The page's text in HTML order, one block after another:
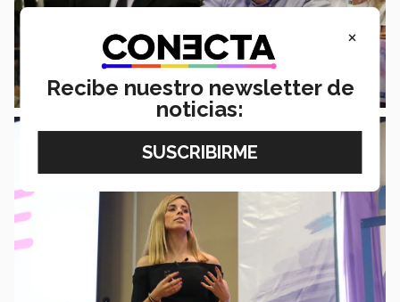
×
Recibe nuestro newsletter de
noticias: